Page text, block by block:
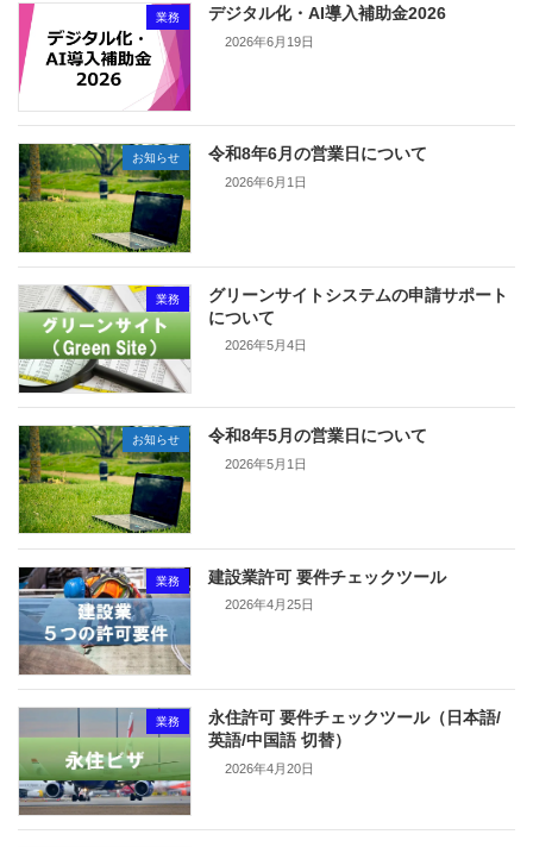
業務 デジタル化・AI導入補助金2026
2026年6月19日
お知らせ 令和8年6月の営業日について
2026年6月1日
業務
グリーンサイトシステムの申請サポート
について
2026年5月4日
お知らせ 令和8年5月の営業日について
2026年5月1日
業務 建設業許可 要件チェックツール
2026年4月25日
業務
永住許可 要件チェックツール（日本語/
英語/中国語 切替）
2026年4月20日